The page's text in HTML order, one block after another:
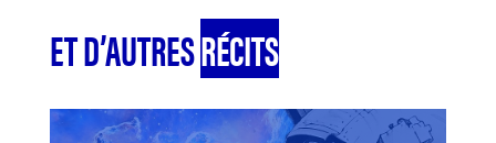
ET D’AUTRESRÉCITS